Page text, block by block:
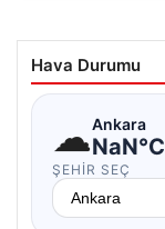
Hava Durumu
☁Ankara
NaN°C
ŞEHIR SEÇ